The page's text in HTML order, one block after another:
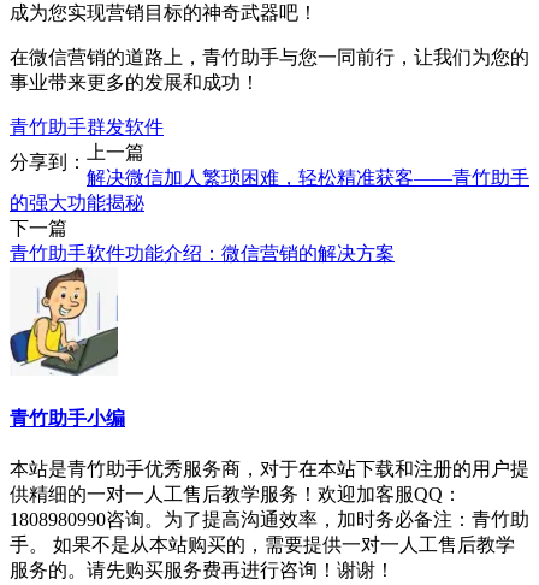
成为您实现营销目标的神奇武器吧！
在微信营销的道路上，青竹助手与您一同前行，让我们为您的
事业带来更多的发展和成功！
青竹助手群发软件
分享到：
上一篇
解决微信加人繁琐困难，轻松精准获客——青竹助手
的强大功能揭秘
下一篇
青竹助手软件功能介绍：微信营销的解决方案
青竹助手小编
本站是青竹助手优秀服务商，对于在本站下载和注册的用户提
供精细的一对一人工售后教学服务！欢迎加客服QQ：
1808980990咨询。为了提高沟通效率，加时务必备注：青竹助
手。 如果不是从本站购买的，需要提供一对一人工售后教学
服务的。请先购买服务费再进行咨询！谢谢！